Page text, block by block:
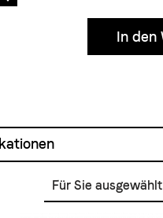
Für Sie ausgewählt